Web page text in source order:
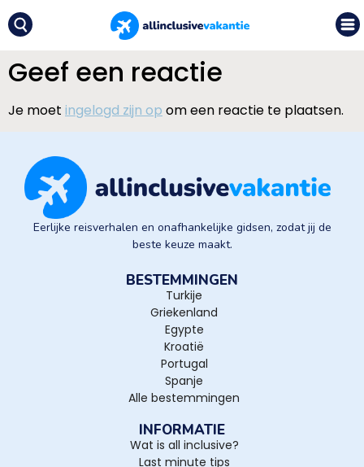
Geef een reactie
Je moet ingelogd zijn op om een reactie te plaatsen.
Eerlijke reisverhalen en onafhankelijke gidsen, zodat jij de
beste keuze maakt.
BESTEMMINGEN
Turkije
Griekenland
Egypte
Kroatië
Portugal
Spanje
Alle bestemmingen
INFORMATIE
Wat is all inclusive?
Last minute tips